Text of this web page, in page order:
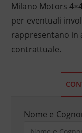
Milano Motors
per eventuali
rappresentano in
contrattuale.
Nome e